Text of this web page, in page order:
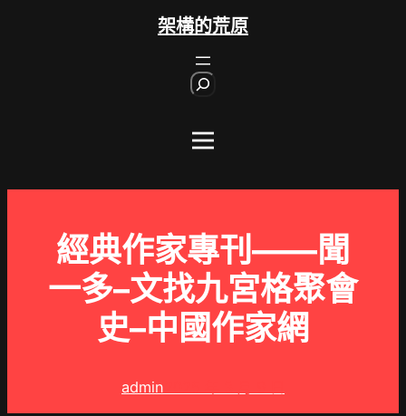
架構的荒原
經典作家專刊——聞
一多–文找九宮格聚會
史–中國作家網
admin